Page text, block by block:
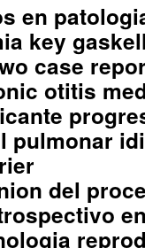
en
key
case
otitis
del